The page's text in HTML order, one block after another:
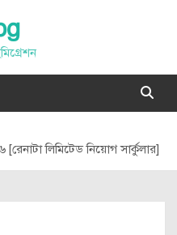
লিমিটেড নিয়োগ সার্কুলার]